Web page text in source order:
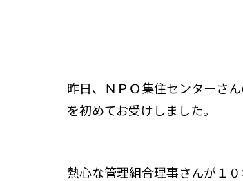
昨日、ＮＰＯ集住センターさ
を初めてお受けしました。
熱心な管理組合理事さんが１